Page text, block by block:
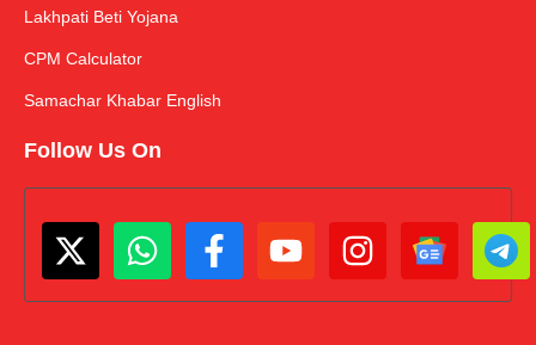
Lakhpati Beti Yojana
CPM Calculator
Samachar Khabar English
Follow Us On